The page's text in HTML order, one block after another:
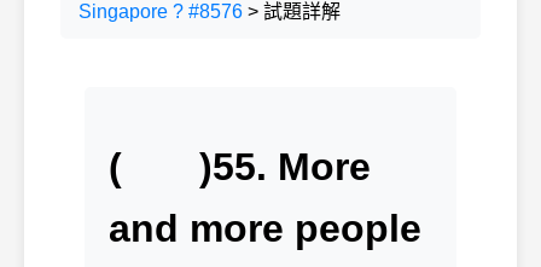
Singapore ? #8576 > 試題詳解
( )55. More
and more people